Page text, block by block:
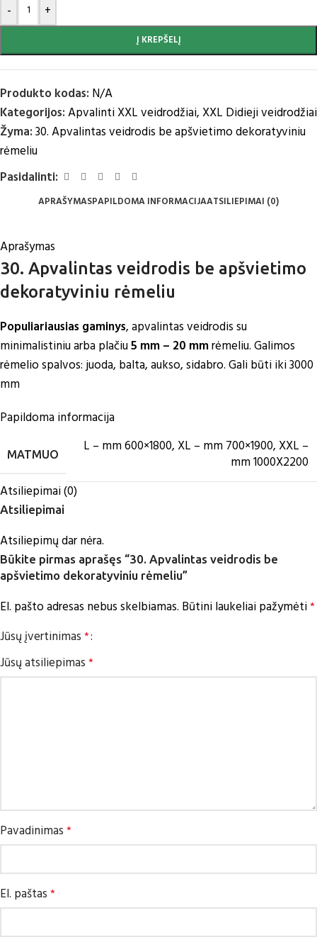
- +
Į KREPŠELĮ
Produkto kodas: N/A
Kategorijos:Apvalinti XXL veidrodžiai,XXL Didieji veidrodžiai
Žyma:30. Apvalintas veidrodis be apšvietimo dekoratyviniu
rėmeliu
Pasidalinti:
APRAŠYMASPAPILDOMA INFORMACIJAATSILIEPIMAI (0)
Aprašymas
30. Apvalintas veidrodis be apšvietimo
dekoratyviniu rėmeliu
Populiariausias gaminys, apvalintas veidrodis su
minimalistiniuarba plačiu5 mm – 20 mmrėmeliu. Galimos
rėmelio spalvos: juoda, balta, aukso, sidabro. Gali būti iki 3000
mm
Papildoma informacija
MATMUO L – mm 600×1800,XL – mm 700×1900,XXL –
mm 1000X2200
Atsiliepimai (0)
Atsiliepimai
Atsiliepimų dar nėra.
Būkite pirmas aprašęs “30. Apvalintas veidrodis be
apšvietimo dekoratyviniu rėmeliu”
El. pašto adresas nebus skelbiamas. Būtini laukeliai pažymėti*
Jūsų įvertinimas*
Jūsų atsiliepimas*
Pavadinimas*
El. paštas*